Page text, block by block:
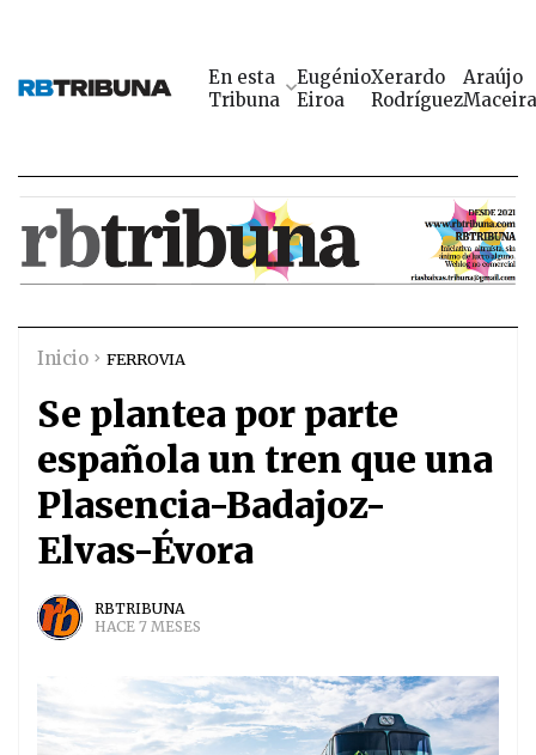
En esta
Tribuna
Eugénio
Eiroa
Xerardo
Rodríguez
Araújo
Maceira
Inicio FERROVIA
Se plantea por parte
española un tren que una
Plasencia-Badajoz-
Elvas-Évora
RBTRIBUNA
HACE 7 MESES